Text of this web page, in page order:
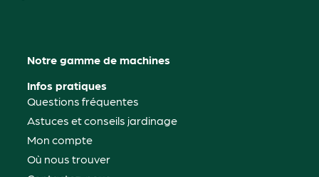
Notre gamme de machines
Infos pratiques
Questions fréquentes
Astuces et conseils jardinage
Mon compte
Où nous trouver